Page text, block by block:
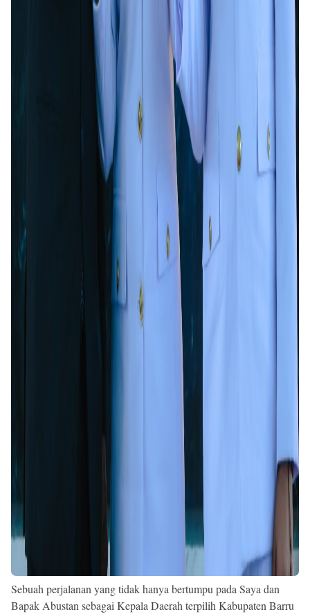
Sebuah perjalanan yang tidak hanya bertumpu pada Saya dan
Bapak Abustan sebagai Kepala Daerah terpilih Kabupaten Barru